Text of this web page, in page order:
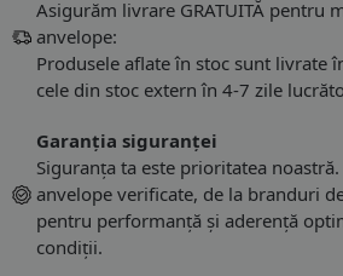
Asigurăm livrare GRATUITĂ pentru
anvelope:
Produsele aflate în stoc sunt livrate
cele din stoc extern în 4-7 zile
Garanția siguranței
Siguranța ta este prioritatea
anvelope verificate, de la branduri
pentru performanță și aderență
condiții.